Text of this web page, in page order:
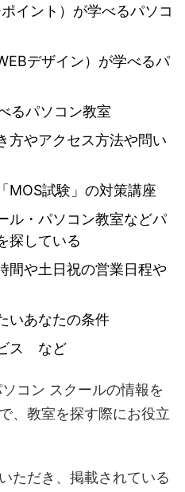
イント）が学べるパソコ
デザイン）が学べるパ
るパソコン教室
方やアクセス方法や問い
MOS試験」の対策講座
ル・パソコン教室などパ
探している
間や土日祝の営業日程や
いあなたの条件
ス など
コン スクールの情報を
、教室を探す際にお役立
ただき、掲載されている